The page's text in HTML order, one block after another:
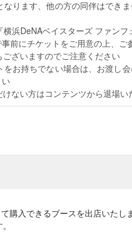
ります、他の方の同伴はでき
浜DeNAベイスターズ ファン
前にチケットをご用意の上、ご
ざいますのでご注意ください
お持ちでない場合は、お渡し
ない方はコンテンツから退場
購入できるブースを出店いたし